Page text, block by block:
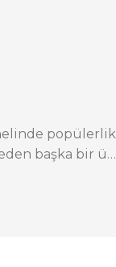
popülerlik
başka bir ü…